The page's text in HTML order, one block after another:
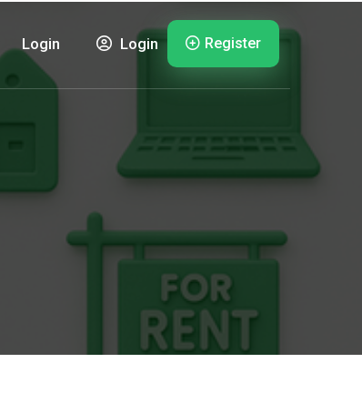
Login Login Register